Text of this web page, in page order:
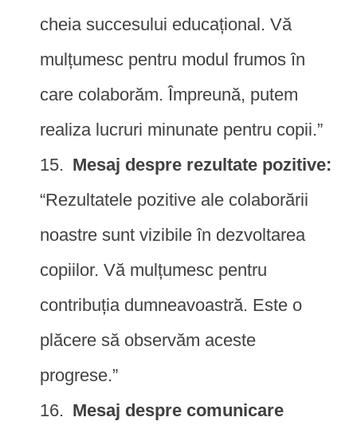
cheia succesului educațional. Vă
mulțumesc pentru modul frumos în
care colaborăm. Împreună, putem
realiza lucruri minunate pentru copii.”
Mesaj despre rezultate pozitive:
“Rezultatele pozitive ale colaborării
noastre sunt vizibile în dezvoltarea
copiilor. Vă mulțumesc pentru
contribuția dumneavoastră. Este o
plăcere să observăm aceste
progrese.”
Mesaj despre comunicare